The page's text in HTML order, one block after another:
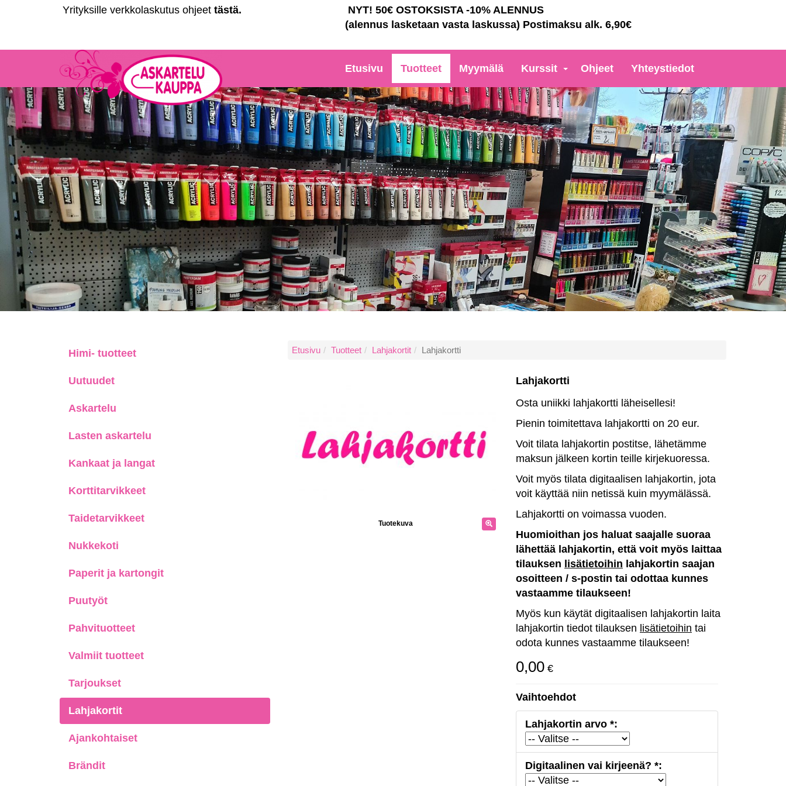
Yrityksille verkkolaskutus ohjeet tästä.
NYT! 50€ OSTOKSISTA -10% ALENNUS
(alennus lasketaan vasta laskussa) Postimaksu alk. 6,90€
Etusivu Tuotteet Myymälä Kurssit Ohjeet Yhteystiedot
Himi- tuotteet
Uutuudet
Askartelu
Lasten askartelu
Kankaat ja langat
Korttitarvikkeet
Taidetarvikkeet
Nukkekoti
Paperit ja kartongit
Puutyöt
Pahvituotteet
Valmiit tuotteet
Tarjoukset
Lahjakortit
Ajankohtaiset
Brändit
Etusivu Tuotteet Lahjakortit Lahjakortti
Tuotekuva
Lahjakortti
Osta uniikki lahjakortti läheisellesi!
Pienin toimitettava lahjakortti on 20 eur.
Voit tilata lahjakortin postitse, lähetämme
maksun jälkeen kortin teille kirjekuoressa.
Voit myös tilata digitaalisen lahjakortin, jota
voit käyttää niin netissä kuin myymälässä.
Lahjakortti on voimassa vuoden.
Huomioithan jos haluat saajalle suoraa
lähettää lahjakortin, että voit myös laittaa
tilauksen lisätietoihin lahjakortin saajan
osoitteen / s-postin tai odottaa kunnes
vastaamme tilaukseen!
Myös kun käytät digitaalisen lahjakortin laita
lahjakortin tiedot tilauksen lisätietoihin tai
odota kunnes vastaamme tilaukseen!
0,00 €
Vaihtoehdot
Lahjakortin arvo *:
Digitaalinen vai kirjeenä? *: